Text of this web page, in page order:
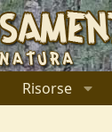
Risorse